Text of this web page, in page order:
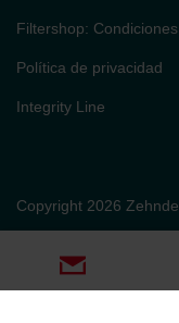
Copyright 2026
Filtershop:
Política de privacidad
Integrity Line